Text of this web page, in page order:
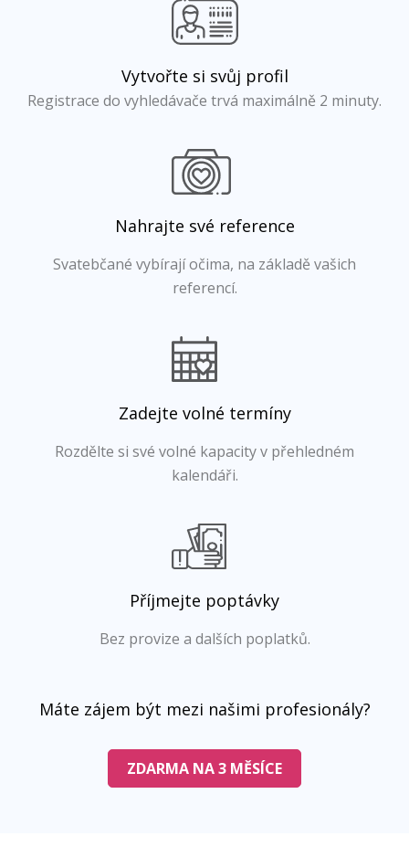
Vytvořte si svůj profil
Registrace do vyhledávače trvá maximálně 2 minuty.
Nahrajte své reference
Svatebčané vybírají očima, na základě vašich
referencí.
Zadejte volné termíny
Rozdělte si své volné kapacity v přehledném
kalendáři.
Příjmejte poptávky
Bez provize a dalších poplatků.
Máte zájem být mezi našimi profesionály?
ZDARMA NA 3 MĚSÍCE